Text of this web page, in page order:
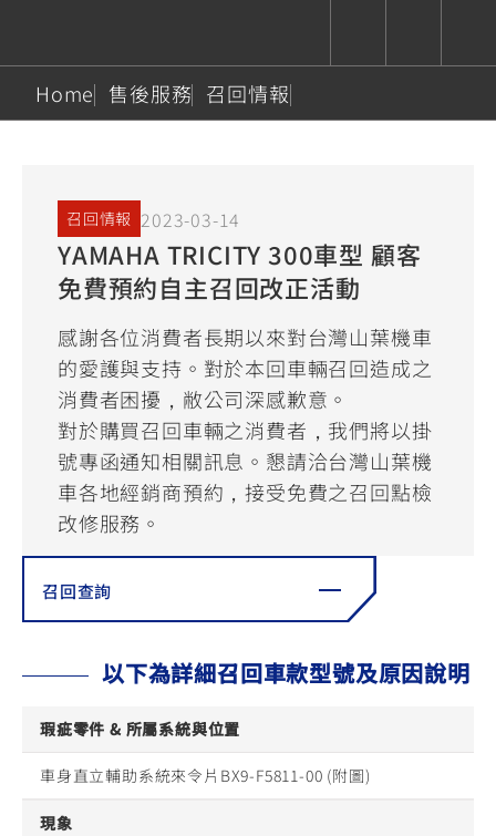
Super
Sport
Naked
YZF-R9
550+
YZF-R7
550+
YZF-R3
150
MT-
09
Y-
AMT
550+
MT-
09
550+
MT-
MT-
03
XSR
550+
XSR
155
150
Premium Sport Fashion
TMAX
550+
XMAX
251~549
NMAX
150
CYGNUS
XR
150
CYGNUS
X
125
RS NEO
125
Limi
125
Vinoora
125
BW'S
125
PW50
50
Zii
125
JOG
125
CUXiE
追蹤愛車
我的愛車 瀏覽紀錄
Home 售後服務 召回情報
召回情報 2023-03-14
YAMAHA TRICITY 300車型 顧客
免費預約自主召回改正活動
感謝各位消費者長期以來對台灣山葉機車
的愛護與支持。對於本回車輛召回造成之
消費者困擾，敝公司深感歉意。
對於購買召回車輛之消費者，我們將以掛
號專函通知相關訊息。懇請洽台灣山葉機
車各地經銷商預約，接受免費之召回點檢
改修服務。
召回查詢
以下為詳細召回車款型號及原因說明
瑕疵零件 & 所屬系統與位置
車身直立輔助系統來令片BX9-F5811-00 (附圖)
現象